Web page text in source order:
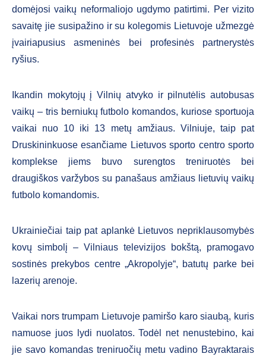
domėjosi vaikų neformaliojo ugdymo patirtimi. Per vizito
savaitę jie susipažino ir su kolegomis Lietuvoje užmezgė
įvairiapusius asmeninės bei profesinės partnerystės
ryšius.
Ikandin mokytojų į Vilnių atvyko ir pilnutėlis autobusas
vaikų – tris berniukų futbolo komandos, kuriose sportuoja
vaikai nuo 10 iki 13 metų amžiaus. Vilniuje, taip pat
Druskininkuose esančiame Lietuvos sporto centro sporto
komplekse jiems buvo surengtos treniruotės bei
draugiškos varžybos su panašaus amžiaus lietuvių vaikų
futbolo komandomis.
Ukrainiečiai taip pat aplankė Lietuvos nepriklausomybės
kovų simbolį – Vilniaus televizijos bokštą, pramogavo
sostinės prekybos centre „Akropolyje“, batutų parke bei
lazerių arenoje.
Vaikai nors trumpam Lietuvoje pamiršo karo siaubą, kuris
namuose juos lydi nuolatos. Todėl net nenustebino, kai
jie savo komandas treniruočių metu vadino Bayraktarais